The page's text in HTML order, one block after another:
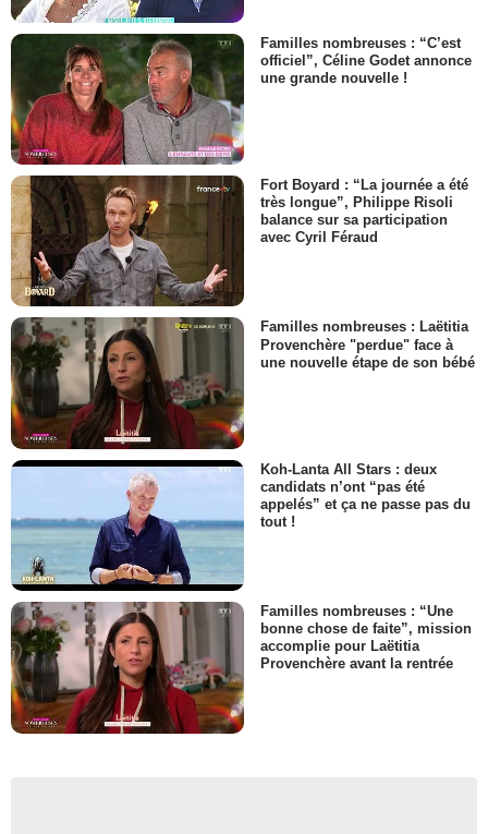
Familles nombreuses : “C’est
officiel”, Céline Godet annonce
une grande nouvelle !
Fort Boyard : “La journée a été
très longue”, Philippe Risoli
balance sur sa participation
avec Cyril Féraud
Familles nombreuses : Laëtitia
Provenchère "perdue" face à
une nouvelle étape de son bébé
Koh-Lanta All Stars : deux
candidats n’ont “pas été
appelés” et ça ne passe pas du
tout !
Familles nombreuses : “Une
bonne chose de faite”, mission
accomplie pour Laëtitia
Provenchère avant la rentrée